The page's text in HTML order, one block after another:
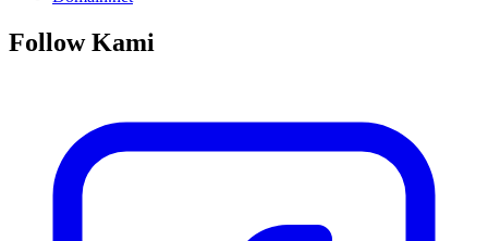
Follow Kami